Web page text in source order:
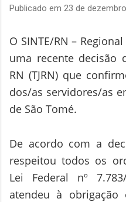
Publicado em 23 de
O SINTE/RN –
uma recente decisão
RN (TJRN) que
dos/as servidores/as
de São Tomé.
De acordo com a
respeitou todos os
Lei Federal nº
atendeu à obrigação